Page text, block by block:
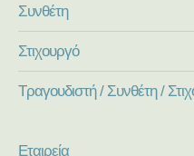
Συνθέτη
Στιχουργό
Τραγουδιστή / Συνθέτη /
Εταιρεία